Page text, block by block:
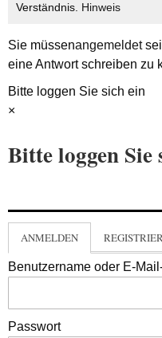
Verständnis. Hinweis
Sie müssenangemeldet
eine Antwort schreiben zu
Bitte loggen Sie sich ein
×
Bitte loggen Sie
ANMELDEN
Benutzername oder E-
Passwort